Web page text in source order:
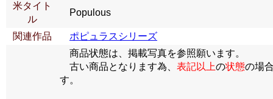
米タイト
ル
Populous
関連作品 ポピュラスシリーズ
商品状態は、掲載写真を参照願います。
古い商品となります為、 表記以上の状態の場
す。